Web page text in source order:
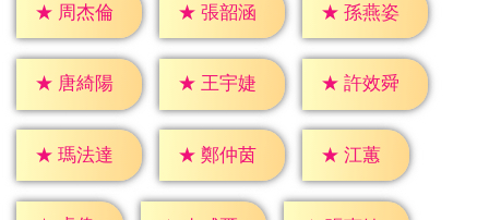
★ 周杰倫 ★ 張韶涵 ★ 孫燕姿
★ 唐綺陽 ★ 王宇婕 ★ 許效舜
★ 瑪法達 ★ 鄭仲茵 ★ 江蕙